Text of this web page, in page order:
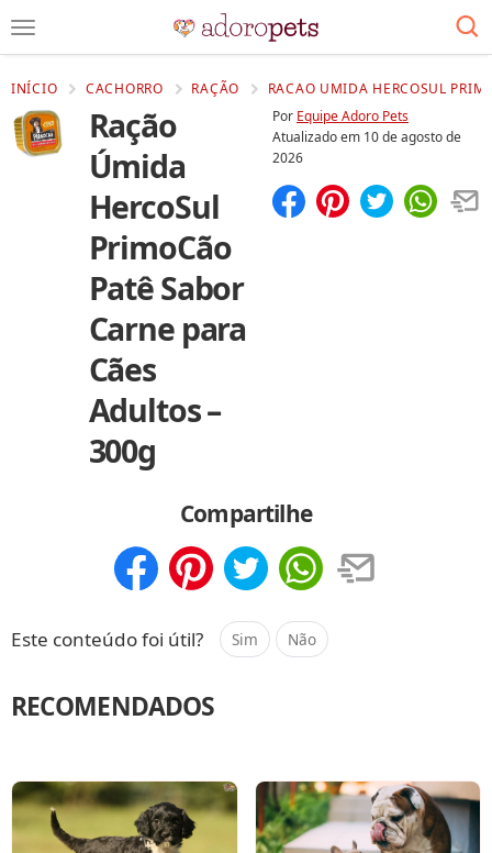
INÍCIO CACHORRO RAÇÃO RACAO UMIDA HERCOSUL
Ração
Úmida
HercoSul
PrimoCão
Patê Sabor
Carne para
Cães
Adultos –
300g
Por Equipe Adoro Pets
Atualizado em 10 de agosto de
2026
Compartilhe
Este conteúdo foi útil? Sim Não
RECOMENDADOS